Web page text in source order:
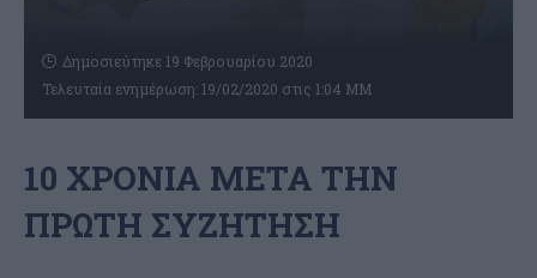
Τελευταία ενημέρωση: 19/02/2020 στις 1:04 ΜΜ
Δημοσιεύτηκε 19 Φεβρουαρίου 2020
10 ΧΡΟΝΙΑ ΜΕΤΑ ΤΗΝ
ΠΡΩΤΗ ΣΥΖΗΤΗΣΗ